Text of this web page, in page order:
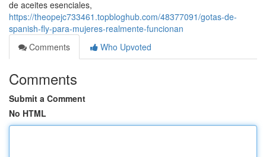
de aceites esenciales,
https://theopejc733461.topbloghub.com/48377091/gotas-de-
spanish-fly-para-mujeres-realmente-funcionan
Comments
Who Upvoted
Comments
Submit a Comment
No HTML